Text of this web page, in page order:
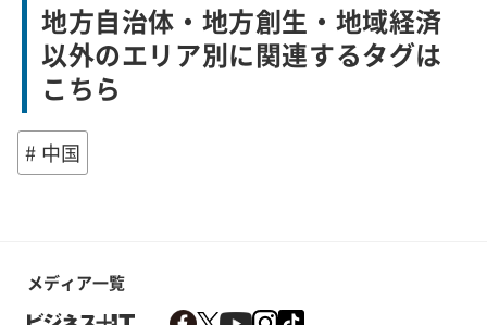
地方自治体・地方創生・地域経済
以外のエリア別に関連するタグは
こちら
# 中国
メディア一覧